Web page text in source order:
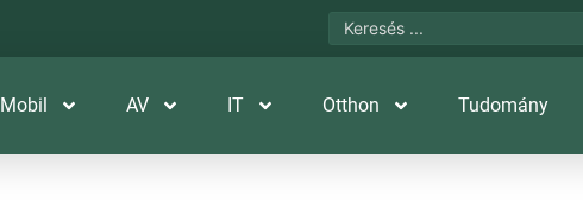
Mobil AV IT Otthon Tudomány